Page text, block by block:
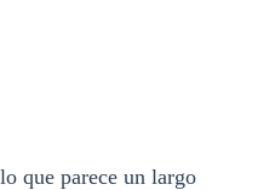
que parece un largo